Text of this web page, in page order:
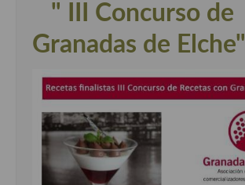
" III Concurso de
Granadas de Elche"